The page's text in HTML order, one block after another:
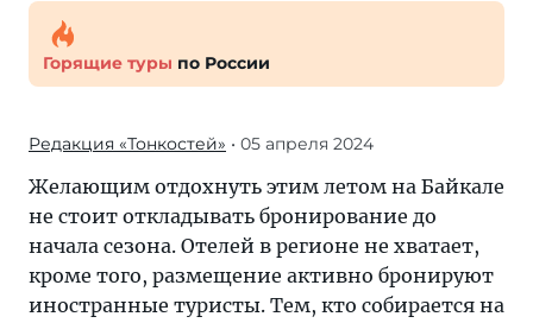
Горящие туры по России
Редакция «Тонкостей» • 05 апреля 2024
Желающим отдохнуть этим летом на Байкале
не стоит откладывать бронирование до
начала сезона. Отелей в регионе не хватает,
кроме того, размещение активно бронируют
иностранные туристы. Тем, кто собирается на